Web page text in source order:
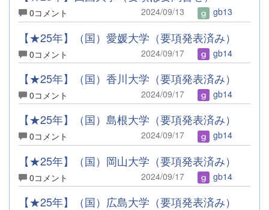
0コメント 2024/09/13 gb13
【★25年】（国）愛媛大学（要項発表済み）
0コメント 2024/09/17 gb14
【★25年】（国）香川大学（要項発表済み）
0コメント 2024/09/17 gb14
【★25年】（国）島根大学（要項発表済み）
0コメント 2024/09/17 gb14
【★25年】（国）岡山大学（要項発表済み）
0コメント 2024/09/17 gb14
【★25年】（国）広島大学（要項発表済み）